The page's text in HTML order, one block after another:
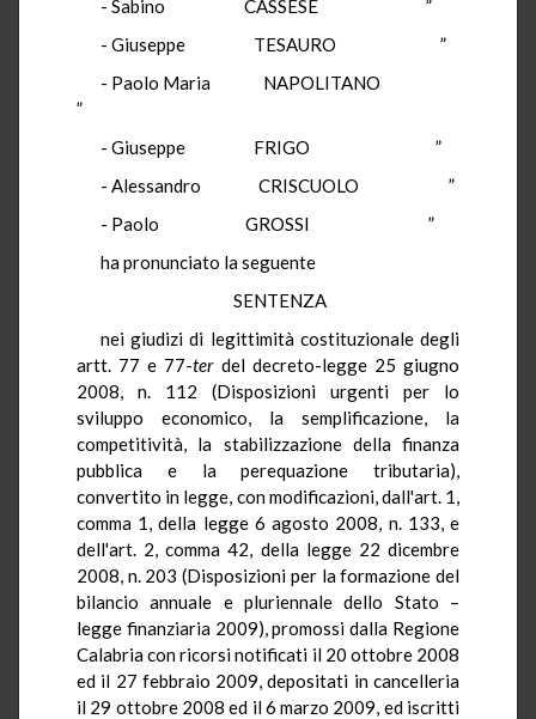
- Sabino CASSESE ”
- Giuseppe TESAURO ”
- Paolo Maria NAPOLITANO
”
- Giuseppe FRIGO ”
- Alessandro CRISCUOLO ”
- Paolo GROSSI ”
ha pronunciato la seguente
SENTENZA
nei giudizi di legittimità costituzionale degli
artt. 77 e 77-terdel decreto-legge 25 giugno
2008, n. 112 (Disposizioni urgenti per lo
sviluppo economico, la semplificazione, la
competitività, la stabilizzazione della finanza
pubblica e la perequazione tributaria),
convertito in legge, con modificazioni, dall'art. 1,
comma 1, della legge 6 agosto 2008, n. 133, e
dell'art. 2, comma 42, della legge 22 dicembre
2008, n. 203 (Disposizioni per la formazione del
bilancio annuale e pluriennale dello Stato –
legge finanziaria 2009), promossi dalla Regione
Calabria con ricorsi notificati il 20 ottobre 2008
ed il 27 febbraio 2009, depositati in cancelleria
il 29 ottobre 2008 ed il 6 marzo 2009, ed iscritti